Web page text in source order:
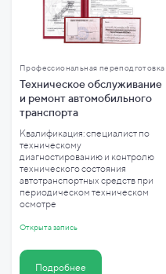
Профессиональная переподготовка
Техническое обслуживание
и ремонт автомобильного
транспорта
Квалификация: специалист по
техническому
диагностированию и контролю
технического состояния
автотранспортных средств при
периодическом техническом
осмотре
Открыта запись
Подробнее